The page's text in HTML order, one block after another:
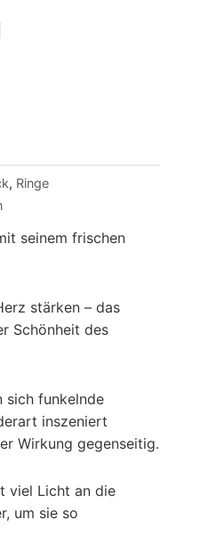
, Ringe
seinem frischen
stärken – das
Schönheit des
sich funkelnde
inszeniert
Wirkung gegenseitig.
viel Licht an die
um sie so